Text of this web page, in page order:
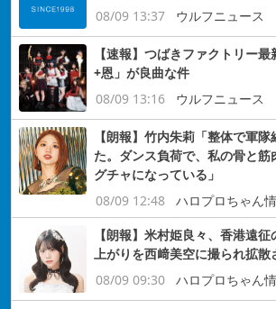
08/09 13:37
ウルフニュース
【速報】つばきファクトリー
+恩」が良曲な件
08/09 13:16
ウルフニュース
【朗報】竹内朱莉「整体で軍
た。ダンス負荷で、私の骨と筋
グチャになっている」
08/09 12:48
ハロプロちゃん
【朗報】米村姫良々、香港遠
上がりを西﨑美空に撮られ拡散
08/09 09:30
ハロプロちゃん